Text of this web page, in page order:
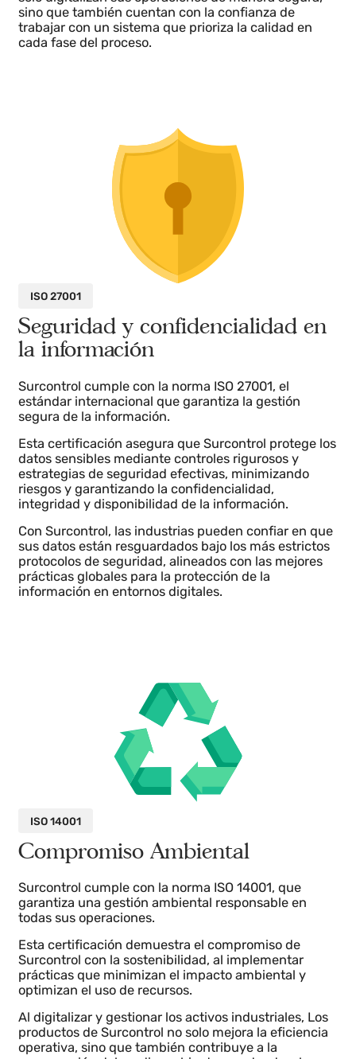
estándares de calidad, cumpliendo con la
certificación ISO 9001, reconocida
internacionalmente.
Con los productos de Surcontrol, las industrias no
solo digitalizan sus operaciones de manera segura,
sino que también cuentan con la confianza de
trabajar con un sistema que prioriza la calidad en
cada fase del proceso.
ISO 27001
Seguridad y confidencialidad en
la información
Surcontrol cumple con la norma ISO 27001, el
estrategias de seguridad efectivas, minimizando
riesgos y garantizando la confidencialidad,
integridad y disponibilidad de la información.
Con Surcontrol, las industrias pueden confiar en que
sus datos están resguardados bajo los más estrictos
protocolos de seguridad, alineados con las mejores
prácticas globales para la protección de la
información en entornos digitales.
ISO 14001